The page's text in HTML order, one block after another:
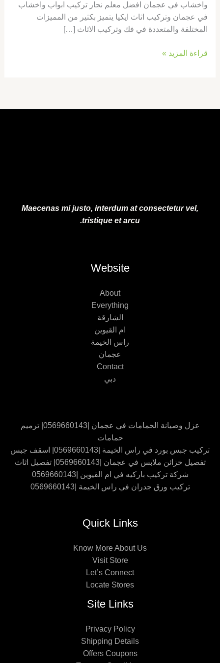
واخشاب في عجمان افضل معلم نجار تركيب ابواب واخشاب
في عجمان وتركيب اثاث ايكيا يتميز بكثير من المميزات
المختلفة والمتعددة في فك وتركيب الاثاث […]
قراءة المزيد »
Maecenas mi justo, interdum at consectetur vel,
tristique et arcu.
Website
About
Everything
الشارقة
ام القيوين
راس الخيمة
عجمان
Contact
دبي
عزل وصيانة الحمامات في عجمان |0569660143| ترميم
حمامات
تركيب جبس بورد في راس الخيمة |0569660143| اسقف جبس
تفصيل خزائن ملابس في عجمان |0569660143| تفصيل اثاث
شركة تركيب باركيه في ام القيوين |0569660143
تركيب ورق جدران في راس الخيمة |0569660143
Quick Links
Know More About Us
Visit Store
Let’s Connect
Locate Stores
Site Links
Privacy Policy
Shipping Details
Offers Coupons